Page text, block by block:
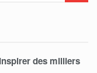
des milliers